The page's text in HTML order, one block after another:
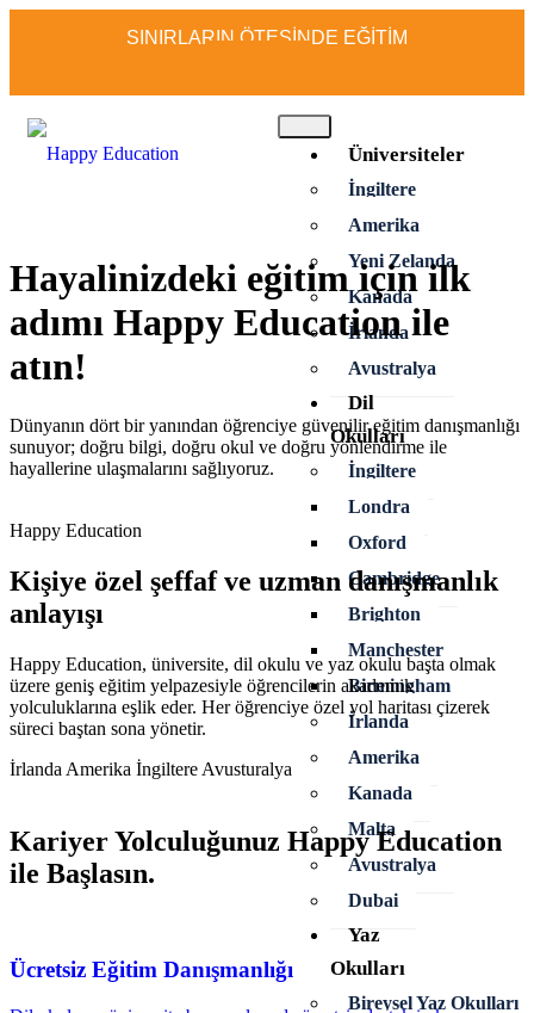
SINIRLARIN ÖTESİNDE EĞİTİM
Üniversiteler
İngiltere
Amerika
Yeni Zelanda
Kanada
İrlanda
Avustralya
Dil
Okulları
İngiltere
Londra
Oxford
Cambridge
Brighton
Manchester
Birmingham
İrlanda
Amerika
Kanada
Malta
Avustralya
Dubai
Yaz
Okulları
Bireysel Yaz Okulları
Hayalinizdeki eğitim için ilk
adımı Happy Educationile
atın!
Dünyanın dört bir yanından öğrenciye güvenilir eğitim danışmanlığı
sunuyor; doğru bilgi, doğru okul ve doğru yönlendirme ile
hayallerine ulaşmalarını sağlıyoruz.
Happy Education
Kişiye özel şeffaf ve uzman danışmanlık
anlayışı
Happy Education, üniversite, dil okulu ve yaz okulu başta olmak
üzere geniş eğitim yelpazesiyle öğrencilerin akademik
yolculuklarına eşlik eder. Her öğrenciye özel yol haritası çizerek
süreci baştan sona yönetir.
İrlanda Amerika İngiltere Avusturalya
Kariyer Yolculuğunuz Happy Education
ile Başlasın.
Ücretsiz Eğitim Danışmanlığı